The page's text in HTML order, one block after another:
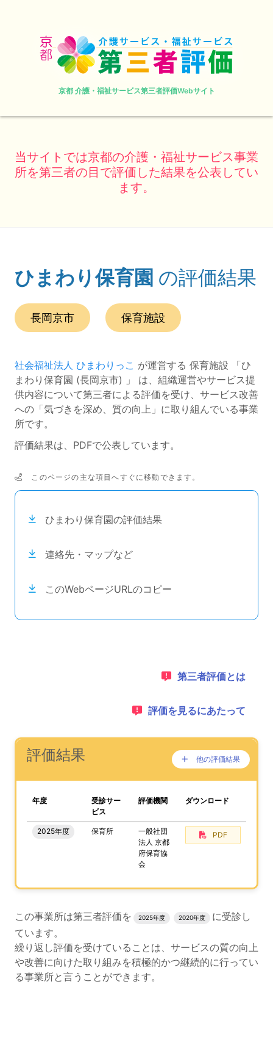
京都 介護・福祉サービス第三者評価Webサイト
当サイトでは京都の介護・福祉サービス事業
所を第三者の目で評価した結果を公表してい
ます。
(ページのタイトル)
ひまわり保育園 の評価結果
この事業所の所在エリアは、
長岡京市
です。
種別は
保育施設
社会福祉法人 ひまわりっこ が運営する 保育施設 「ひ
まわり保育園 (長岡京市) 」 は、組織運営やサービス提
供内容について第三者による評価を受け、サービス改善
への「気づきを深め、質の向上」に取り組んでいる事業
所です。
評価結果は、PDFで公表しています。
次のコンテンツは目次ナビゲーションリンクです。
このページの主な項目へすぐに移動できます。
ひまわり保育園の評価結果
連絡先・マップなど
このWebページURLのコピー
1：
第三者評価とは
2：
評価を見るにあたって
ナビゲーションリンクの読み上げは以上です。
次は事業所評価を公表するためのエリアです。
(タイトル)
評価結果
ここに過去の公表
他の評価結果
が、あります。
、この事業所の評価結果をPDFでダウンロードするこ
年度
受診サー
ビス
評価機関 ダウンロード
2025年度 保育所
一般社団
法人 京都
府保育協
会
PDF
評価結果のPDFでのダウンロードエリアの読み上げは以上
この事業所は第三者評価を 2025年度 2020年度
に受診し
ています。
繰り返し評価を受けていることは、サービスの質の向上
や改善に向けた取り組みを積極的かつ継続的に行ってい
る事業所と言うことができます。